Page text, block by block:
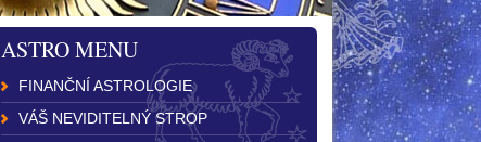
ASTRO MENU
FINANČNÍ ASTROLOGIE
VÁŠ NEVIDITELNÝ STROP